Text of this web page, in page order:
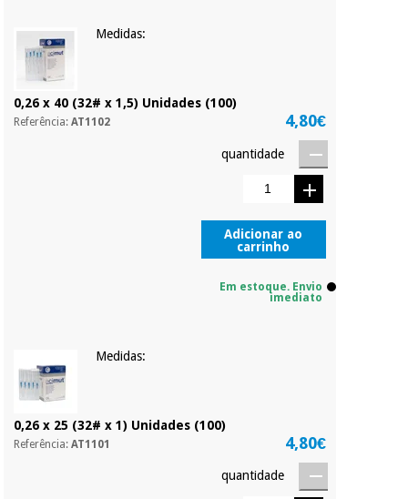
Instrumental
cirúrgico
(liquidação)
truques.
protegidos.Não
dados a terceiros
incomodaremos para
tentar vender-lhe um
crédito pessoal.
Medidas:
0,26 x 40 (32# x 1,5) Unidades (100)
Referência:AT1102 4,80€
quantidade
Adicionar ao
carrinho
Em estoque. Envio
imediato
Medidas:
0,26 x 25 (32# x 1) Unidades (100)
Referência:AT1101 4,80€
quantidade